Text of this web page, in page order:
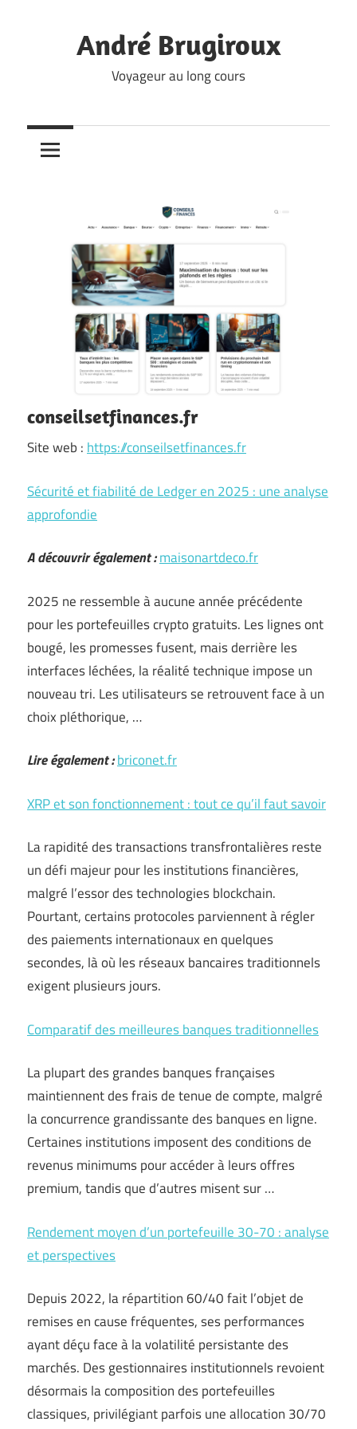
André Brugiroux
Voyageur au long cours
conseilsetfinances.fr
Site web : https://conseilsetfinances.fr
Sécurité et fiabilité de Ledger en 2025 : une analyse
approfondie
A découvrir également :maisonartdeco.fr
2025 ne ressemble à aucune année précédente
pour les portefeuilles crypto gratuits. Les lignes ont
bougé, les promesses fusent, mais derrière les
interfaces léchées, la réalité technique impose un
nouveau tri. Les utilisateurs se retrouvent face à un
choix pléthorique, …
Lire également :briconet.fr
XRP et son fonctionnement : tout ce qu’il faut savoir
La rapidité des transactions transfrontalières reste
un défi majeur pour les institutions financières,
malgré l’essor des technologies blockchain.
Pourtant, certains protocoles parviennent à régler
des paiements internationaux en quelques
secondes, là où les réseaux bancaires traditionnels
exigent plusieurs jours.
Comparatif des meilleures banques traditionnelles
La plupart des grandes banques françaises
maintiennent des frais de tenue de compte, malgré
la concurrence grandissante des banques en ligne.
Certaines institutions imposent des conditions de
revenus minimums pour accéder à leurs offres
premium, tandis que d’autres misent sur …
Rendement moyen d’un portefeuille 30-70 : analyse
et perspectives
Depuis 2022, la répartition 60/40 fait l’objet de
remises en cause fréquentes, ses performances
ayant déçu face à la volatilité persistante des
marchés. Des gestionnaires institutionnels revoient
désormais la composition des portefeuilles
classiques, privilégiant parfois une allocation 30/70